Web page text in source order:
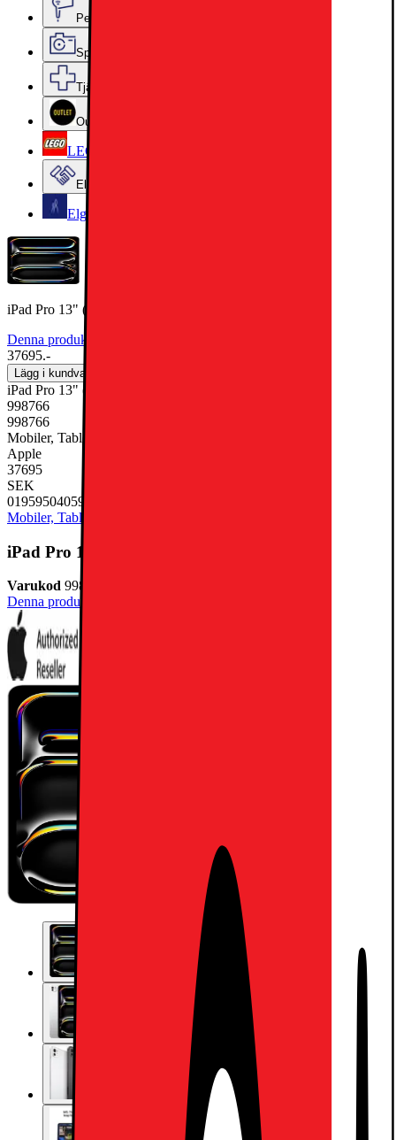
Personvård, Hälsa & Skönhet
Sport & Fritid
Tjänster & Tillbehör
Outlet
LEGO
Elgiganten Företag
Elgiganten Kundklubb
iPad Pro 13" (M5) 2TB WiFi + 5G (Silver)
Denna produkt har ännu inte blivit bedömd.
37695.-
Lägg i kundvagn
iPad Pro 13" (M5) 2TB WiFi + 5G (Silver)
998766
998766
Mobiler, Tablets & Smartklockor, Surfplatta
Apple
37695
SEK
0195950405934
Mobiler, Tablets & Smartklockor
iPad Pro 13" (M5) 2TB WiFi + 5G (Silver)
Varukod 998766
Denna produkt har ännu inte blivit bedömd.